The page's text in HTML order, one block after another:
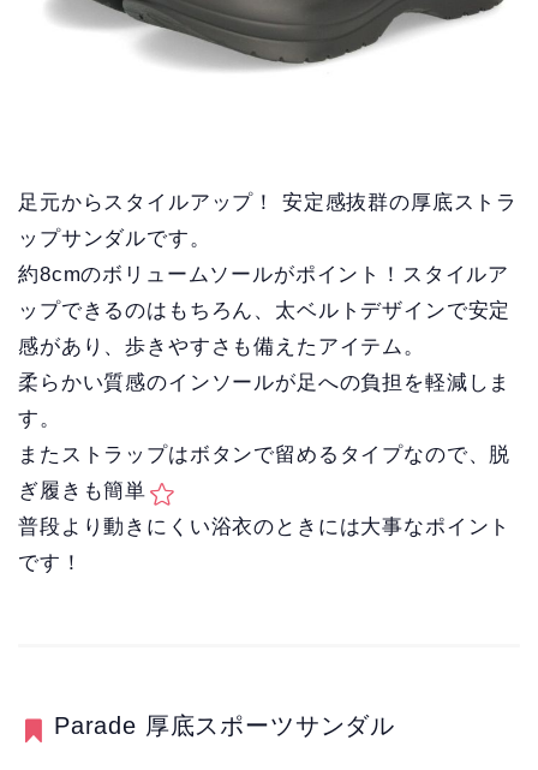
足元からスタイルアップ！ 安定感抜群の厚底ストラ
ップサンダルです。
約8cmのボリュームソールがポイント！スタイルア
ップできるのはもちろん、太ベルトデザインで安定
感があり、歩きやすさも備えたアイテム。
柔らかい質感のインソールが足への負担を軽減しま
す。
またストラップはボタンで留めるタイプなので、脱
ぎ履きも簡単
普段より動きにくい浴衣のときには大事なポイント
です！
Parade 厚底スポーツサンダル